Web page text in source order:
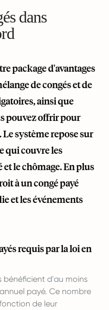
dans
package d'avantages
de congés et de
ainsi que
pouvez offrir pour
système repose sur
qui couvre les
et le chômage. En plus
à un congé payé
et les événements
requis par la loi en
bénéficient d'au moins
payé. Ce nombre
de leur